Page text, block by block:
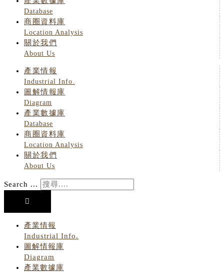
Database
商圈資料庫
Location Analysis
關於我們
About Us
產業情報
Industrial Info.
圖解情報庫
Diagram
產業數據庫
Database
商圈資料庫
Location Analysis
關於我們
About Us
Search ...
產業情報
Industrial Info.
圖解情報庫
Diagram
產業數據庫